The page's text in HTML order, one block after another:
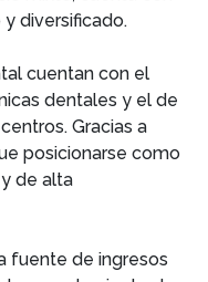
diversificado.
cuentan con el
dentales y el de
Gracias a
posicionarse como
de alta
fuente de ingresos